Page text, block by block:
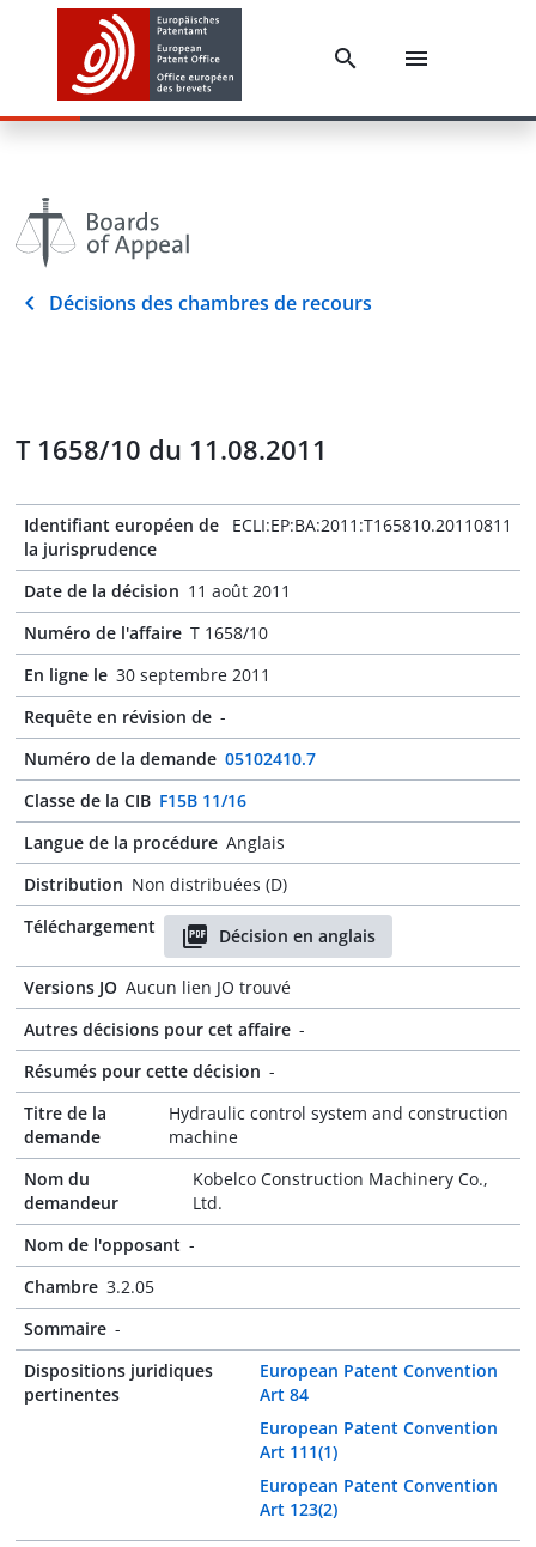
Décisions des chambres de recours
T 1658/10 du 11.08.2011
Identifiant européen de
la jurisprudence
ECLI:EP:BA:2011:T165810.20110811
Date de la décision 11 août 2011
Numéro de l'affaire T 1658/10
En ligne le 30 septembre 2011
Requête en révision de -
Numéro de la demande 05102410.7
Classe de la CIB F15B 11/16
Langue de la procédure Anglais
Distribution Non distribuées (D)
Téléchargement
Décision en anglais
Versions JO Aucun lien JO trouvé
Autres décisions pour cet affaire -
Résumés pour cette décision -
Titre de la
demande
Hydraulic control system and construction
machine
Nom du
demandeur
Kobelco Construction Machinery Co.,
Ltd.
Nom de l'opposant -
Chambre 3.2.05
Sommaire -
Dispositions juridiques
pertinentes
European Patent Convention
Art 84
European Patent Convention
Art 111(1)
European Patent Convention
Art 123(2)